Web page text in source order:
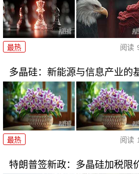
最热 阅读
多晶硅：新能源与信息产业的
最热 阅读
特朗普签新政：多晶硅加税限